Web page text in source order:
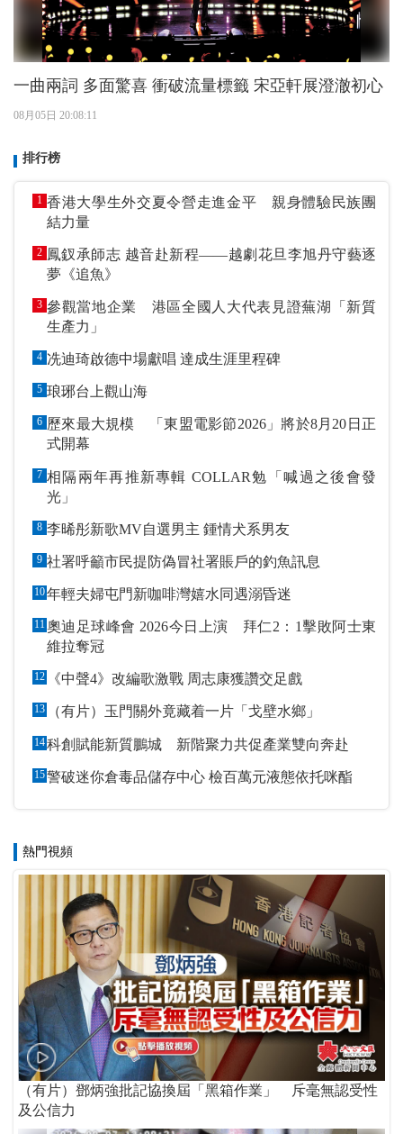
一曲兩詞 多面驚喜 衝破流量標籤 宋亞軒展澄澈初心
08月05日 20:08:11
排行榜
1 香港大學生外交夏令營走進金平 親身體驗民族團
結力量
2 鳳釵承師志 越音赴新程——越劇花旦李旭丹守藝逐
夢《追魚》
3 參觀當地企業 港區全國人大代表見證蕪湖「新質
生產力」
4 冼迪琦啟德中場獻唱 達成生涯里程碑
5 琅琊台上觀山海
6 歷來最大規模 「東盟電影節2026」將於8月20日正
式開幕
7 相隔兩年再推新專輯 COLLAR勉「喊過之後會發
光」
8 李晞彤新歌MV自選男主 鍾情犬系男友
9 社署呼籲市民提防偽冒社署賬戶的釣魚訊息
10年輕夫婦屯門新咖啡灣嬉水同遇溺昏迷
11奧迪足球峰會 2026今日上演 拜仁2：1擊敗阿士東
維拉奪冠
12 《中聲4》改編歌激戰 周志康獲讚交足戲
13 （有片）玉門關外竟藏着一片「戈壁水鄉」
14科創賦能新質鵬城 新階聚力共促產業雙向奔赴
15警破迷你倉毒品儲存中心 檢百萬元液態依托咪酯
熱門視頻
（有片）鄧炳強批記協換屆「黑箱作業」 斥毫無認受性
及公信力